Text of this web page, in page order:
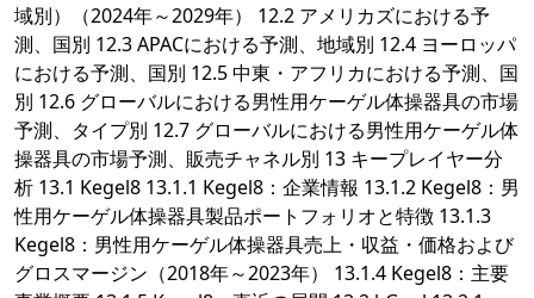
域別）（2024年～2029年） 12.2 アメリカズにおける予
測、国別 12.3 APACにおける予測、地域別 12.4 ヨーロッパ
における予測、国別 12.5 中東・アフリカにおける予測、国
別 12.6 グローバルにおける男性用ケーゲル体操器具の市場
予測、タイプ別 12.7 グローバルにおける男性用ケーゲル体
操器具の市場予測、販売チャネル別 13 キープレイヤー分
析 13.1 Kegel8 13.1.1 Kegel8：企業情報 13.1.2 Kegel8：男
性用ケーゲル体操器具製品ポートフォリオと特徴 13.1.3
Kegel8：男性用ケーゲル体操器具売上・収益・価格および
グロスマージン（2018年～2023年） 13.1.4 Kegel8：主要